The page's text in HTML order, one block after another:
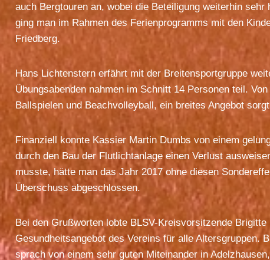
auch Bergtouren an, wobei die Beteiligung weiterhin
ging man im Rahmen des Ferienprogramms mit den
Friedberg.
Hans Lichtenstern erfährt mit der Breitensportgruppe
Übungsabenden nahmen im Schnitt 14 Personen teil.
Ballspielen und Beachvolleyball, ein breites Angebot
Finanziell konnte Kassier Martin Dumbs von einem
durch den Bau der Flutlichtanlage einen Verlust
musste, hätte man das Jahr 2017 ohne diesen
Überschuss abgeschlossen.
Bei den Grußworten lobte BLSV-Kreisvorsitzende
Gesundheitsangebot des Vereins für alle Altersgruppen.
sprach von einem sehr guten Miteinander in